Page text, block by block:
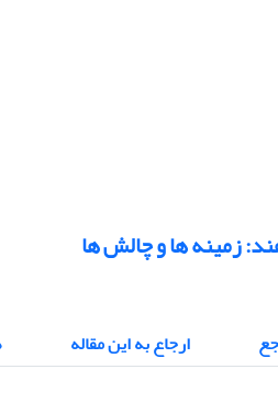
زمینه ها و چالش ها
ارجاع به این مقاله